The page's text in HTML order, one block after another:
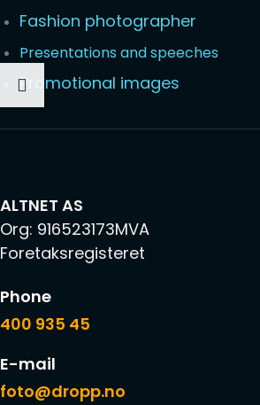
Fashion photographer
Presentations and speeches
Promotional images
ALTNET AS
Org: 916523173MVA
Foretaksregisteret
Phone
400 935 45
E-mail
foto@dropp.no